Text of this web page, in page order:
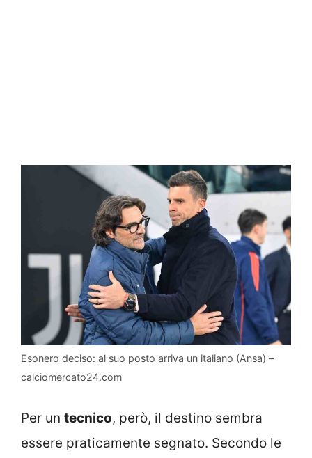
Esonero deciso: al suo posto arriva un italiano (Ansa) –
calciomercato24.com
Per un tecnico, però, il destino sembra
essere praticamente segnato. Secondo le